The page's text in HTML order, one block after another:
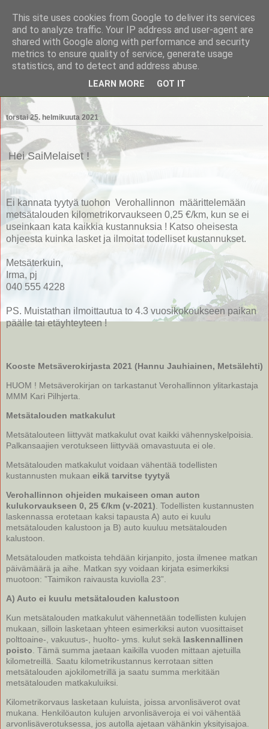
Saimaan Metsänomistajat
Saimaan Metsänomistajat
torstai 25. helmikuuta 2021
Hei SaiMelaiset !
Ei kannata tyytyä tuohon Verohallinnon määrittelemään
metsätalouden kilometrikorvaukseen 0,25 €/km, kun se ei
useinkaan kata kaikkia kustannuksia ! Katso oheisesta
ohjeesta kuinka lasket ja ilmoitat todelliset kustannukset.
Metsäterkuin,
Irma, pj
040 555 4228
PS. Muistathan ilmoittautua to 4.3 vuosikokoukseen paikan
päälle tai etäyhteyteen !
Kooste Metsäverokirjasta 2021 (Hannu Jauhiainen, Metsälehti)
HUOM ! Metsäverokirjan on tarkastanut Verohallinnon ylitarkastaja
MMM Kari Pilhjerta.
Metsätalouden matkakulut
Metsätalouteen liittyvät matkakulut ovat kaikki vähennyskelpoisia.
Palkansaajien verotukseen liittyvää omavastuuta ei ole.
Metsätalouden matkakulut voidaan vähentää todellisten
kustannusten mukaan eikä tarvitse tyytyä
Verohallinnon ohjeiden mukaiseen oman auton
kulukorvaukseen 0, 25 €/km (v-2021) . Todellisten kustannusten
laskennassa erotetaan kaksi tapausta A) auto ei kuulu
metsätalouden kalustoon ja B) auto kuuluu metsätalouden
kalustoon.
Metsätalouden matkoista tehdään kirjanpito, josta ilmenee matkan
päivämäärä ja aihe. Matkan syy voidaan kirjata esimerkiksi
muotoon: ”Taimikon raivausta kuviolla 23”.
A) Auto ei kuulu metsätalouden kalustoon
Kun metsätalouden matkakulut vähennetään todellisten kulujen
mukaan, silloin lasketaan yhteen esimerkiksi auton vuosittaiset
polttoaine-, vakuutus-, huolto- yms. kulut sekä laskennallinen
poisto . Tämä summa jaetaan kaikilla vuoden mittaan ajetuilla
kilometreillä. Saatu kilometrikustannus kerrotaan sitten
metsätalouden ajokilometrillä ja saatu summa merkitään
metsätalouden matkakuluiksi.
Kilometrikorvaus lasketaan kuluista, joissa arvonlisäverot ovat
mukana. Henkilöauton kulujen arvonlisäveroja ei voi vähentää
arvonlisäverotuksessa, jos autolla ajetaan vähänkin yksityisajoa.
This site uses cookies from Google to deliver its services
and to analyze traffic. Your IP address and user-agent are
shared with Google along with performance and security
metrics to ensure quality of service, generate usage
statistics, and to detect and address abuse.
LEARN MORE GOT IT